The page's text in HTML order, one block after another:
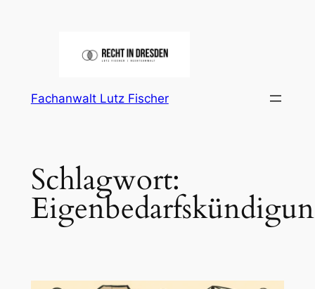
Fachanwalt Lutz Fischer
Schlagwort: